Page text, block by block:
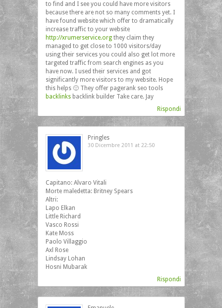
to find and I see you could have more visitors
because there are not so many comments yet. I
have found website which offer to dramatically
increase traffic to your website
http://xrumerservice.orgthey claim they
managed to get close to 1000 visitors/day
using their services you could also get lot more
targeted traffic from search engines as you
have now. I used their services and got
significantly more visitors to my website. Hope
this helps 🙂 They offer pagerank seo tools
backlinksbacklink builder Take care. Jay
Rispondi
Pringles
30 Dicembre 2011 at 22:50
Capitano: Alvaro Vitali
Morte maledetta: Britney Spears
Altri:
Lapo Elkan
Little Richard
Vasco Rossi
Kate Moss
Paolo Villaggio
Axl Rose
Lindsay Lohan
Hosni Mubarak
Rispondi